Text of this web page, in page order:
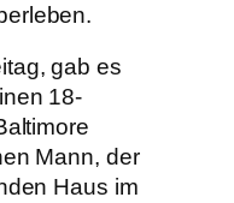
gab es
18-
Mann, der
Haus im